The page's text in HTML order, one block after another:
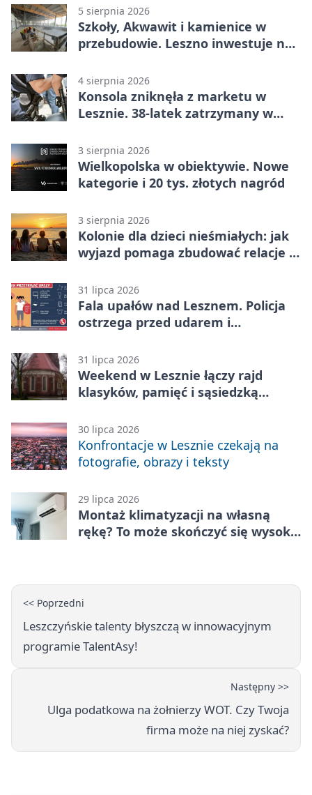
5 sierpnia 2026
Szkoły, Akwawit i kamienice w
przebudowie. Leszno inwestuje na
4 sierpnia 2026
Konsola zniknęła z marketu w
Lesznie. 38-latek zatrzymany w
3 sierpnia 2026
Wielkopolska w obiektywie. Nowe
kategorie i 20 tys. złotych nagród
3 sierpnia 2026
Kolonie dla dzieci nieśmiałych: jak
wyjazd pomaga zbudować relacje z
31 lipca 2026
Fala upałów nad Lesznem. Policja
ostrzega przed udarem i
31 lipca 2026
Weekend w Lesznie łączy rajd
klasyków, pamięć i sąsiedzką
30 lipca 2026
Konfrontacje w Lesznie czekają na
fotografie, obrazy i teksty
29 lipca 2026
Montaż klimatyzacji na własną
rękę? To może skończyć się wysoką
<< Poprzedni
Leszczyńskie talenty błyszczą w innowacyjnym
programie TalentAsy!
Następny >>
Ulga podatkowa na żołnierzy WOT. Czy Twoja
firma może na niej zyskać?